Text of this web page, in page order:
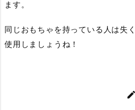
ます。
同じおもちゃを持っている人は失
使用しましょうね！
